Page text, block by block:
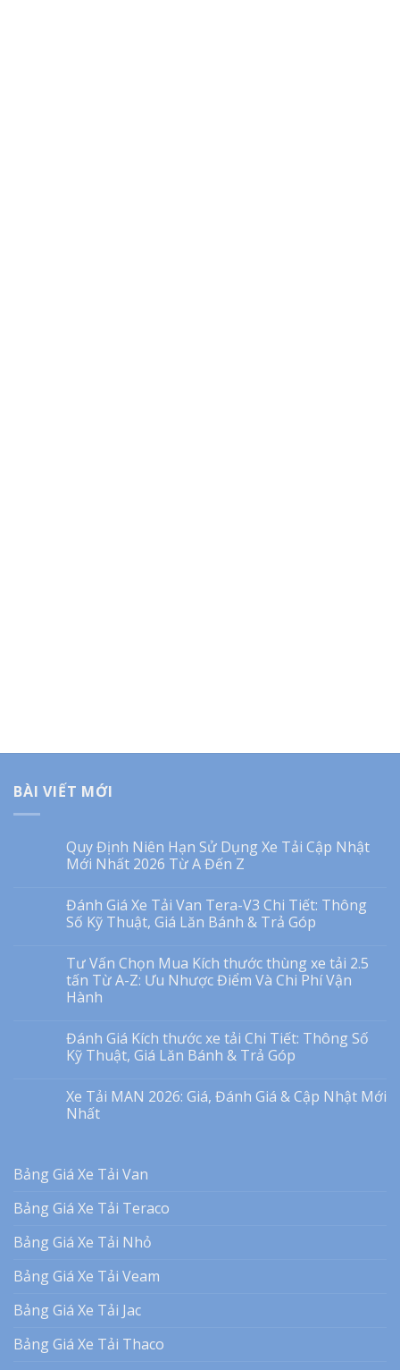
BÀI VIẾT MỚI
Quy Định Niên Hạn Sử Dụng Xe Tải Cập Nhật
Mới Nhất 2026 Từ A Đến Z
Đánh Giá Xe Tải Van Tera-V3 Chi Tiết: Thông
Số Kỹ Thuật, Giá Lăn Bánh & Trả Góp
Tư Vấn Chọn Mua Kích thước thùng xe tải 2.5
tấn Từ A-Z: Ưu Nhược Điểm Và Chi Phí Vận
Hành
Đánh Giá Kích thước xe tải Chi Tiết: Thông Số
Kỹ Thuật, Giá Lăn Bánh & Trả Góp
Xe Tải MAN 2026: Giá, Đánh Giá & Cập Nhật Mới
Nhất
Bảng Giá Xe Tải Van
Bảng Giá Xe Tải Teraco
Bảng Giá Xe Tải Nhỏ
Bảng Giá Xe Tải Veam
Bảng Giá Xe Tải Jac
Bảng Giá Xe Tải Thaco